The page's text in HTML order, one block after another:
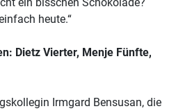
heute.“
Dietz Vierter, Menje Fünfte,
Irmgard Bensusan, die